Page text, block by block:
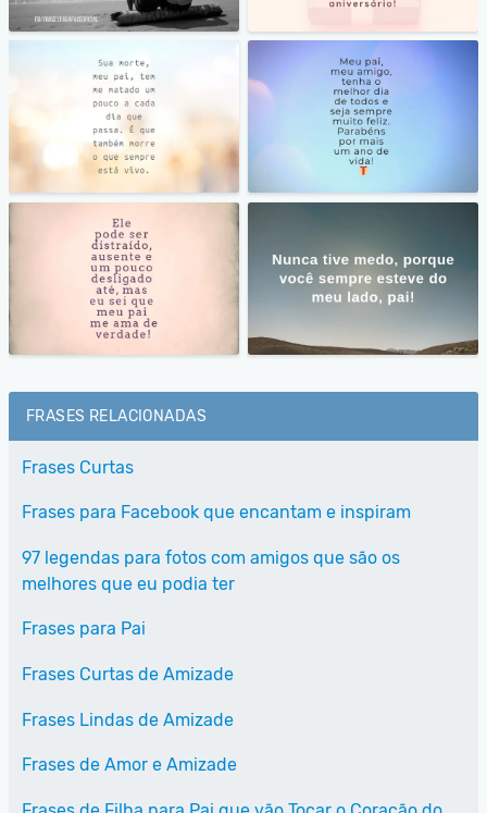
FRASES RELACIONADAS
Frases Curtas
Frases para Facebook que encantam e inspiram
97 legendas para fotos com amigos que são os
melhores que eu podia ter
Frases para Pai
Frases Curtas de Amizade
Frases Lindas de Amizade
Frases de Amor e Amizade